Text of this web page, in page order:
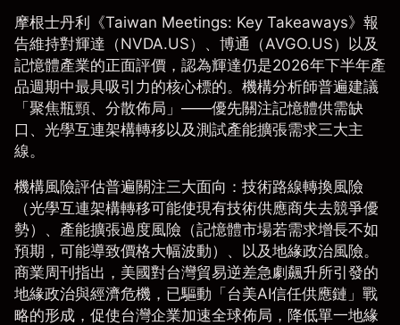
摩根士丹利《Taiwan Meetings: Key Takeaways》報
告維持對輝達（NVDA.US）、博通（AVGO.US）以及
記憶體產業的正面評價，認為輝達仍是2026年下半年產
品週期中最具吸引力的核心標的。機構分析師普遍建議
「聚焦瓶頸、分散佈局」——優先關注記憶體供需缺
口、光學互連架構轉移以及測試產能擴張需求三大主
線。
機構風險評估普遍關注三大面向：技術路線轉換風險
（光學互連架構轉移可能使現有技術供應商失去競爭優
勢）、產能擴張過度風險（記憶體市場若需求增長不如
預期，可能導致價格大幅波動）、以及地緣政治風險。
商業周刊指出，美國對台灣貿易逆差急劇飆升所引發的
地緣政治與經濟危機，已驅動「台美AI信任供應鏈」戰
略的形成，促使台灣企業加速全球佈局，降低單一地緣